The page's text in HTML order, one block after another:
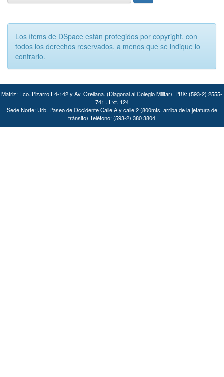
Los ítems de DSpace están protegidos por copyright, con
todos los derechos reservados, a menos que se indique lo
contrario.
Matriz: Fco. Pizarro E4-142 y Av. Orellana. (Diagonal al Colegio Militar). PBX: (593-2) 2555-
741 . Ext. 124
Sede Norte: Urb. Paseo de Occidente Calle A y calle 2 (800mts. arriba de la jefatura de
tránsito) Teléfono: (593-2) 380 3804